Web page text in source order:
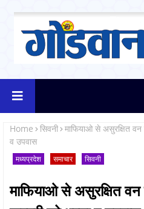
Home सिवनी माफियाओ से असुरक्षित वन
व उपवास
मध्यप्रदेश समाचार सिवनी
माफियाओ से असुरक्षित